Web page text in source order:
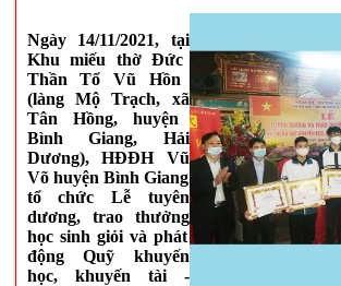
Ngày 14/11/2021, tại
Khu miếu thờĐức
Thần Tổ Vũ Hồn
(làng Mộ Trạch, xã
Tân Hồng, huyện
Bình Giang, Hải
Dương),HĐĐH Vũ
Võhuyện Bình Giang
tổ chức Lễtuyên
dương, trao thưởng
học sinh giỏi và phát
động Quỹ khuyến
học,khuyến tài -